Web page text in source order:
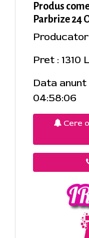
Produs
Parbrize 24
Pret : 1310
Data anunt
04:58:06
Cere